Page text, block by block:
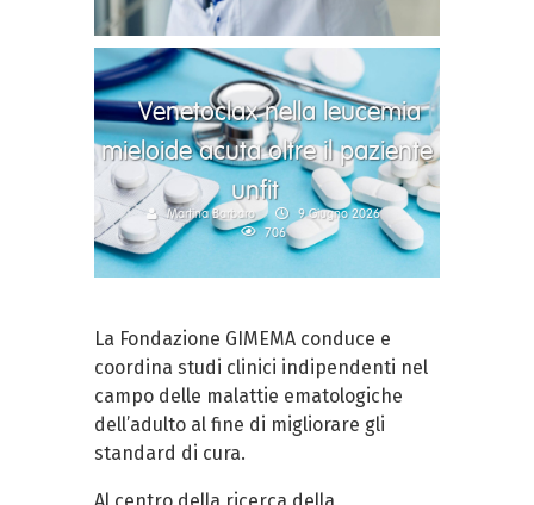
Venetoclax nella leucemia
mieloide acuta oltre il paziente
unfit
Martina Barbaro
9 Giugno 2026
706
La Fondazione GIMEMA conduce e
coordina studi clinici indipendenti nel
campo delle malattie ematologiche
dell’adulto al fine di migliorare gli
standard di cura.